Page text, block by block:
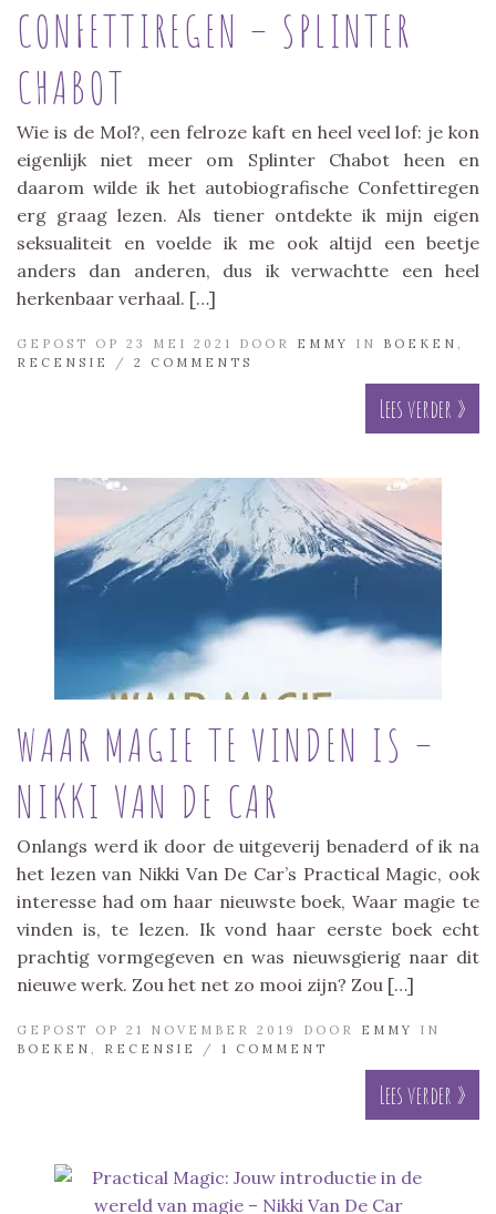
CONFETTIREGEN – SPLINTER
CHABOT
Wie is de Mol?, een felroze kaft en heel veel lof: je kon
eigenlijk niet meer om Splinter Chabot heen en
daarom wilde ik het autobiografische Confettiregen
erg graag lezen. Als tiener ontdekte ik mijn eigen
seksualiteit en voelde ik me ook altijd een beetje
anders dan anderen, dus ik verwachtte een heel
herkenbaar verhaal. […]
GEPOST OP 23 MEI 2021 DOOR EMMY IN BOEKEN
RECENSIE
/ 2 COMMENTS
Lees verder »
WAAR MAGIE TE VINDEN IS –
NIKKI VAN DE CAR
Onlangs werd ik door de uitgeverij benaderd of ik na
het lezen van Nikki Van De Car’s Practical Magic, ook
interesse had om haar nieuwste boek, Waar magie te
vinden is, te lezen. Ik vond haar eerste boek echt
prachtig vormgegeven en was nieuwsgierig naar dit
nieuwe werk. Zou het net zo mooi zijn? Zou […]
GEPOST OP 21 NOVEMBER 2019 DOOR EMMY
IN
BOEKEN
RECENSIE / 1 COMMENT
Lees verder »